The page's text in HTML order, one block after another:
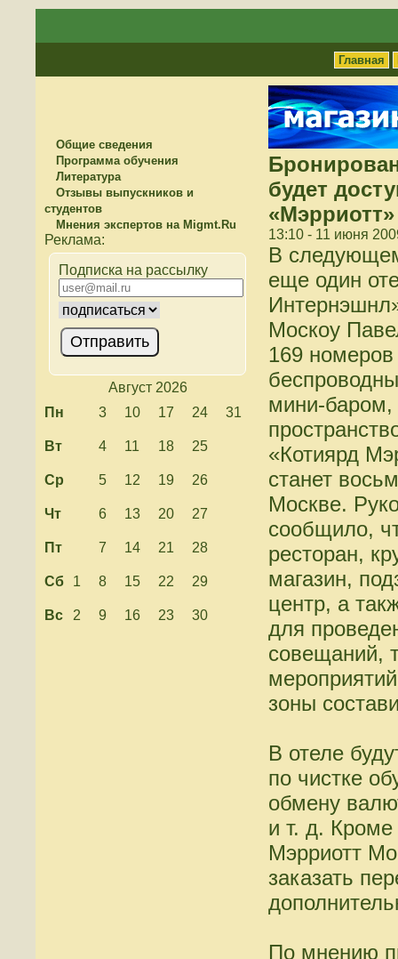
Главная
Общие сведения
Программа обучения
Литература
Отзывы выпускников и
студентов
Мнения экспертов на Migmt.Ru
Подписка на рассылку
Август 2026
Пн
3 10 17 24 31
Вт 4 11 18 25
Ср 5 12 19 26
Чт 6 13 20 27
Пт 7 14 21 28
Сб 1 8 15 22 29
Вс 2 9 16 23 30
будет
«Мэрриотт»
13:10 - 11 июня
В
еще один
Москоу
169
мини-баром,
«Котиярд
станет
Москве.
сообщило,
ресторан,
магазин,
центр, а
для
совещаний,
зоны
В отеле
по чистке
обмену
и т. д. Кроме
Мэрриотт
заказать
По мнению